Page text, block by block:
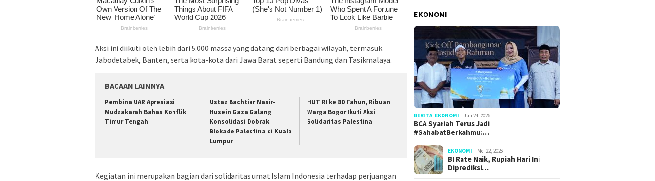
Aksi ini diikuti oleh lebih dari 5.000 massa yang datang dari berbagai wilayah, termasuk
Jabodetabek, Banten, serta kota-kota dari Jawa Barat seperti Bandung dan Tasikmalaya.
BACAAN LAINNYA
Pembina UAR Apresiasi
Mudzakarah Bahas Konflik
Timur Tengah
Ustaz Bachtiar Nasir-
Husein Gaza Galang
Konsolidasi Dobrak
Blokade Palestina di Kuala
Lumpur
HUT RI ke 80 Tahun, Ribuan
Warga Bogor Ikuti Aksi
Solidaritas Palestina
Kegiatan ini merupakan bagian dari solidaritas umat Islam Indonesia terhadap perjuangan
EKONOMI
BERITA EKONOMI Juli 24, 2026
BCA Syariah Terus Jadi
#SahabatBerkahmu:…
EKONOMI Mei 22, 2026
BI Rate Naik, Rupiah Hari Ini
Diprediksi…